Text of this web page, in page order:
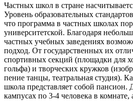
Частных школ в стране
Уровень образовательных
что программа в частных школах
университетской. Благодаря
частных учебных заведениях
подход. От государственных их
спортивных секций (площадки для
гольфа) и творческих кружков
пение танцы, театральная студия).
школа представляет собой пансион.
кампусах по 3-4 человека в комнате,